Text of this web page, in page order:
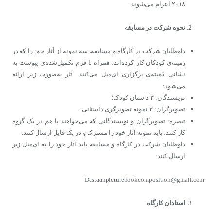
۲۰۱۸ اعزام می‌شوند.
نحوه شرکت در مسابقه
داوطلبان شرکت در کارگاه و مسابقه، سه نمونه از آثار خود را که در
زمینه‌ی کودکان کار کرده‌اند، همراه با فرم تکمیل‌شده‌ی پیوست به
نشانی کمیته‌ی برگزاری ای‌میل می‌کنند. آثار به‌صورت زیر ارائه
می‌شود:
نویسندگان: ۳ داستان کودک؛
تصویرگران: ۳ نمونه‌ تصویرگری داستانی.
تبصره: تصویرگران و نویسندگانی که می‌خواهند با هم در یک گروه
کار کنند، باید نمونه آثار خود را مشترک و در یک فایل ارسال کنند.
داوطلبان شرکت در کارگاه و مسابقه باید آثار خود را به ای‌میل زیر
ارسال کنند:
استادان کارگاه